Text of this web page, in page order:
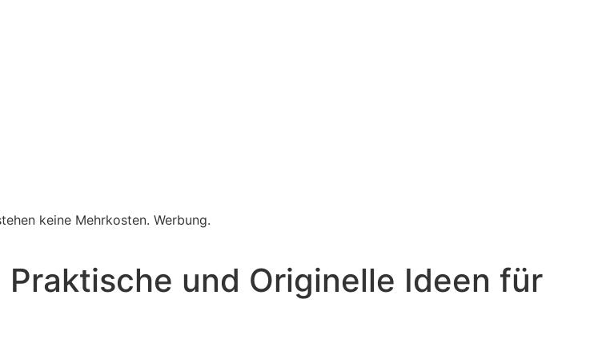
keine Mehrkosten. Werbung.
und Originelle Ideen für